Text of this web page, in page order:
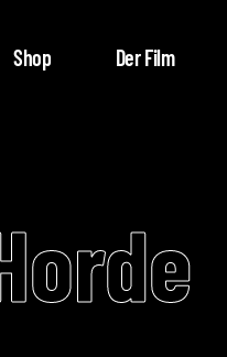
Shop Der Film